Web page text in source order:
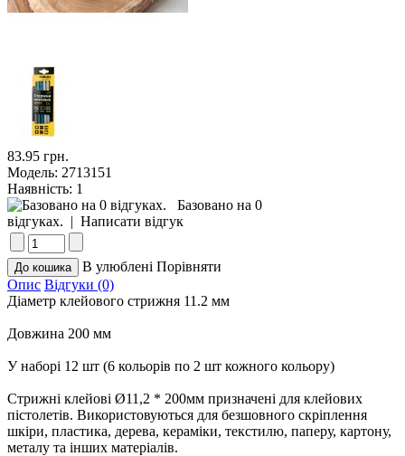
83.95 грн.
Модель: 2713151
Наявність: 1
Базовано на 0
відгуках. | Написати відгук
В улюблені Порівняти
Опис Відгуки (0)
Діаметр клейового стрижня 11.2 мм
Довжина 200 мм
У наборі 12 шт (6 кольорів по 2 шт кожного кольору)
Стрижні клейові Ø11,2 * 200мм призначені для клейових
пістолетів. Використовуються для безшовного скріплення
шкіри, пластика, дерева, кераміки, текстилю, паперу, картону,
металу та інших матеріалів.